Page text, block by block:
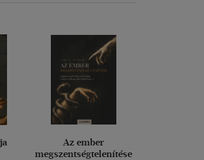
Az ember
megszentségtelenítése